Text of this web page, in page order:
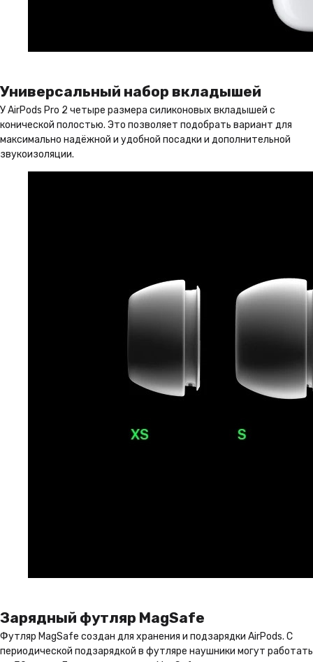
Универсальный набор вкладышей
У AirPods Pro 2 четыре размера силиконовых вкладышей с
конической полостью. Это позволяет подобрать вариант для
максимально надёжной и удобной посадки и дополнительной
звукоизоляции.
Зарядный футляр MagSafe
Футляр MagSafe создан для хранения и подзарядки AirPods. С
периодической подзарядкой в футляре наушники могут работать